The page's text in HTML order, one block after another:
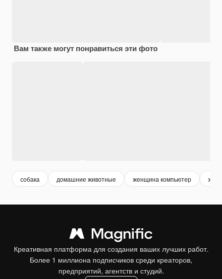
Вам также могут понравиться эти фото
собака домашние животные женщина компьютер
Креативная платформа для создания ваших лучших работ.
Более 1 миллиона подписчиков среди креаторов,
предприятий, агентств и студий.